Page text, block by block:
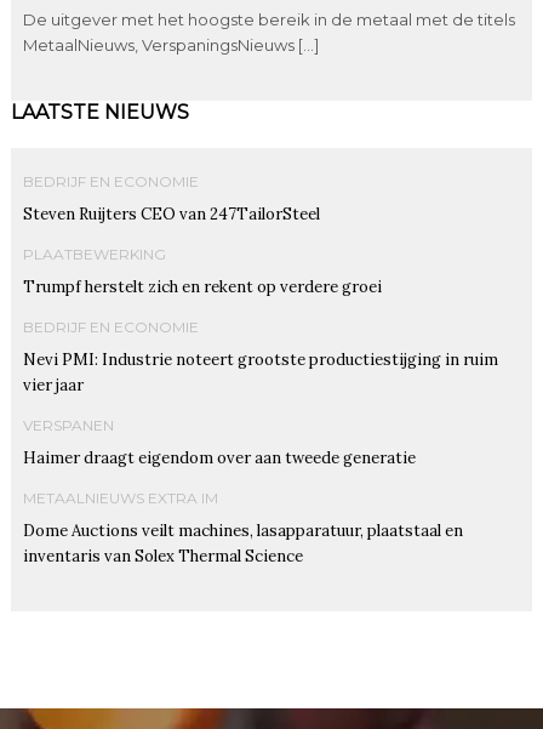
De uitgever met het hoogste bereik in de metaal met de titels
MetaalNieuws, VerspaningsNieuws […]
LAATSTE NIEUWS
BEDRIJF EN ECONOMIE
Steven Ruijters CEO van 247TailorSteel
PLAATBEWERKING
Trumpf herstelt zich en rekent op verdere groei
BEDRIJF EN ECONOMIE
Nevi PMI: Industrie noteert grootste productiestijging in ruim
vier jaar
VERSPANEN
Haimer draagt eigendom over aan tweede generatie
METAALNIEUWS EXTRA IM
Dome Auctions veilt machines, lasapparatuur, plaatstaal en
inventaris van Solex Thermal Science